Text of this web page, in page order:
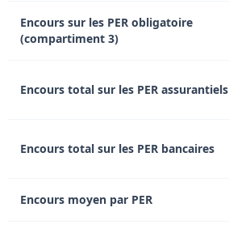
Encours sur les PER obligatoire
(compartiment 3)
Encours total sur les PER assurantiels
Encours total sur les PER bancaires
Encours moyen par PER